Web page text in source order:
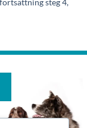
steg 4,